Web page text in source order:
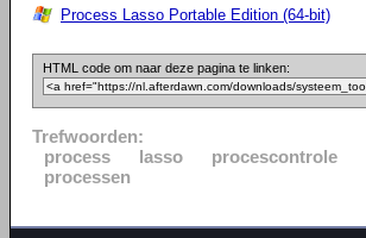
Process Lasso Portable Edition (64-bit)
HTML code om naar deze pagina te linken:
Trefwoorden:
process
lasso procescontrole
processen